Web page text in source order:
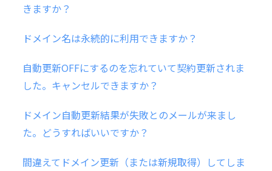
きますか？
ドメイン名は永続的に利用できますか？
自動更新OFFにするのを忘れていて契約更新されま
した。キャンセルできますか？
ドメイン自動更新結果が失敗とのメールが来まし
た。どうすればいいですか？
間違えてドメイン更新（または新規取得）してしま